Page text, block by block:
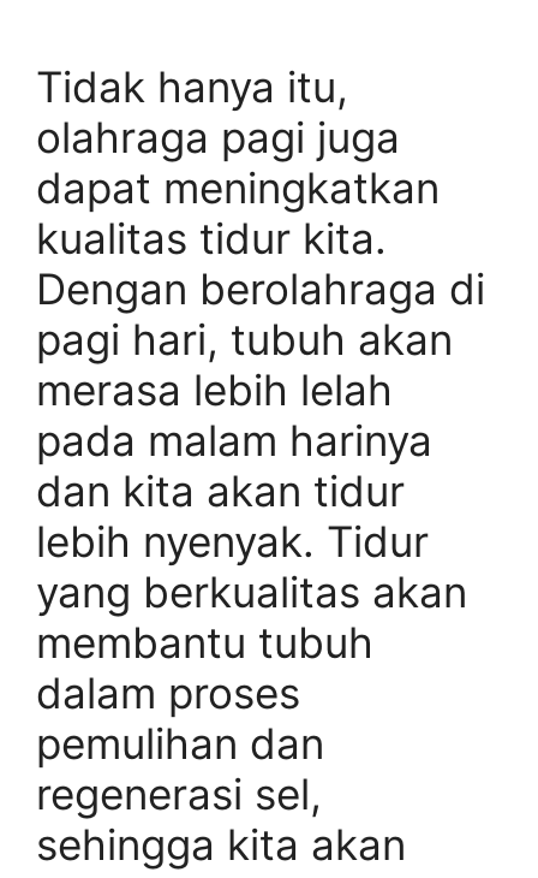
Tidak hanya itu,
olahraga pagi juga
dapat meningkatkan
kualitas tidur kita.
Dengan berolahraga di
pagi hari, tubuh akan
merasa lebih lelah
pada malam harinya
dan kita akan tidur
lebih nyenyak. Tidur
yang berkualitas akan
membantu tubuh
dalam proses
pemulihan dan
regenerasi sel,
sehingga kita akan